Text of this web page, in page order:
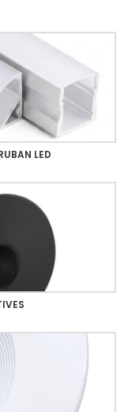
LED